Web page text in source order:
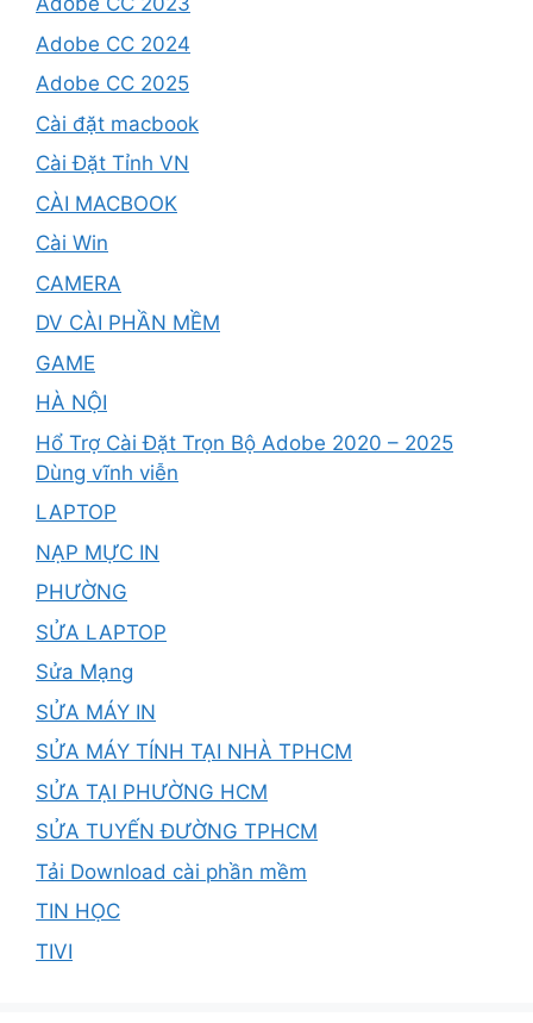
Adobe CC 2024
Adobe CC 2025
Cài đặt macbook
Cài Đặt Tỉnh VN
CÀI MACBOOK
Cài Win
CAMERA
DV CÀI PHẦN MỀM
GAME
HÀ NỘI
Hổ Trợ Cài Đặt Trọn Bộ Adobe 2020 – 2025
Dùng vĩnh viễn
LAPTOP
NẠP MỰC IN
PHƯỜNG
SỬA LAPTOP
Sửa Mạng
SỬA MÁY IN
SỬA MÁY TÍNH TẠI NHÀ TPHCM
SỬA TẠI PHƯỜNG HCM
SỬA TUYẾN ĐƯỜNG TPHCM
Tải Download cài phần mềm
TIN HỌC
TIVI